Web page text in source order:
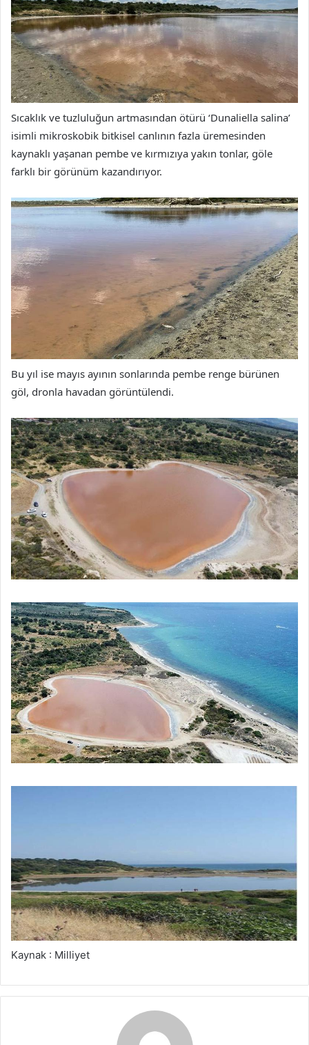
Sıcaklık ve tuzluluğun artmasından ötürü ‘Dunaliella salina’
isimli mikroskobik bitkisel canlının fazla üremesinden
kaynaklı yaşanan pembe ve kırmızıya yakın tonlar, göle
farklı bir görünüm kazandırıyor.
Bu yıl ise mayıs ayının sonlarında pembe renge bürünen
göl, dronla havadan görüntülendi.
Kaynak : Milliyet